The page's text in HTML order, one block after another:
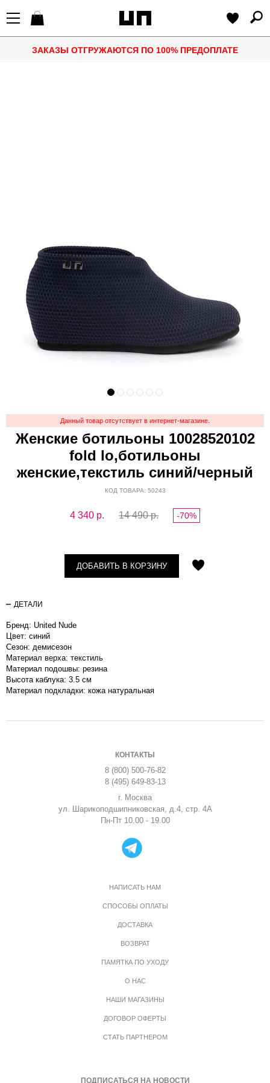
ЗАКАЗЫ ОТГРУЖАЮТСЯ ПО 100% ПРЕДОПЛАТЕ
Данный товар отсутствует в интернет-магазине.
Женские ботильоны 10028520102
fold lo,ботильоны
женские,текстиль синий/черный
КОД ТОВАРА: 50243
4 340 р. 14 490 р. -70%
ДОБАВИТЬ В КОРЗИНУ
ДЕТАЛИ
Бренд: United Nude
Цвет: синий
Сезон: демисезон
Материал верха: текстиль
Материал подошвы: резина
Высота каблука: 3.5 см
Материал подкладки: кожа натуральная
КОНТАКТЫ
8 (800) 500-76-82
8 (495) 649-83-13
г. Москва
ул. Шарикоподшипниковская, д.4, стр. 4А
Пн-Пт 10.00 - 19.00
НАПИСАТЬ НАМ
СПОСОБЫ ОПЛАТЫ
ДОСТАВКА
ВОЗВРАТ
ПАМЯТКА ПО УХОДУ
О НАС
НАШИ МАГАЗИНЫ
ДОГОВОР ОФЕРТЫ
СТАТЬ ПАРТНЕРОМ
ПОДПИСАТЬСЯ НА НОВОСТИ